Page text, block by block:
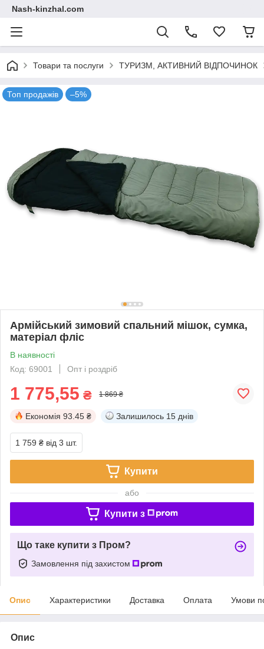
Nash-kinzhal.com
Товари та послуги ТУРИЗМ, АКТИВНИЙ ВІДПОЧИНОК
Топ продажів –5%
Армійський зимовий спальний мішок, сумка,
матеріал фліс
В наявності
Код: 69001
Опт і роздріб
1 775,55 ₴ 1 869 ₴
Економія 93.45 ₴ Залишилось 15 днів
1 759 ₴ від 3 шт.
Купити
або
Купити з
Що таке купити з Пром?
Замовлення під захистом
Опис Характеристики Доставка Оплата Умови
Опис